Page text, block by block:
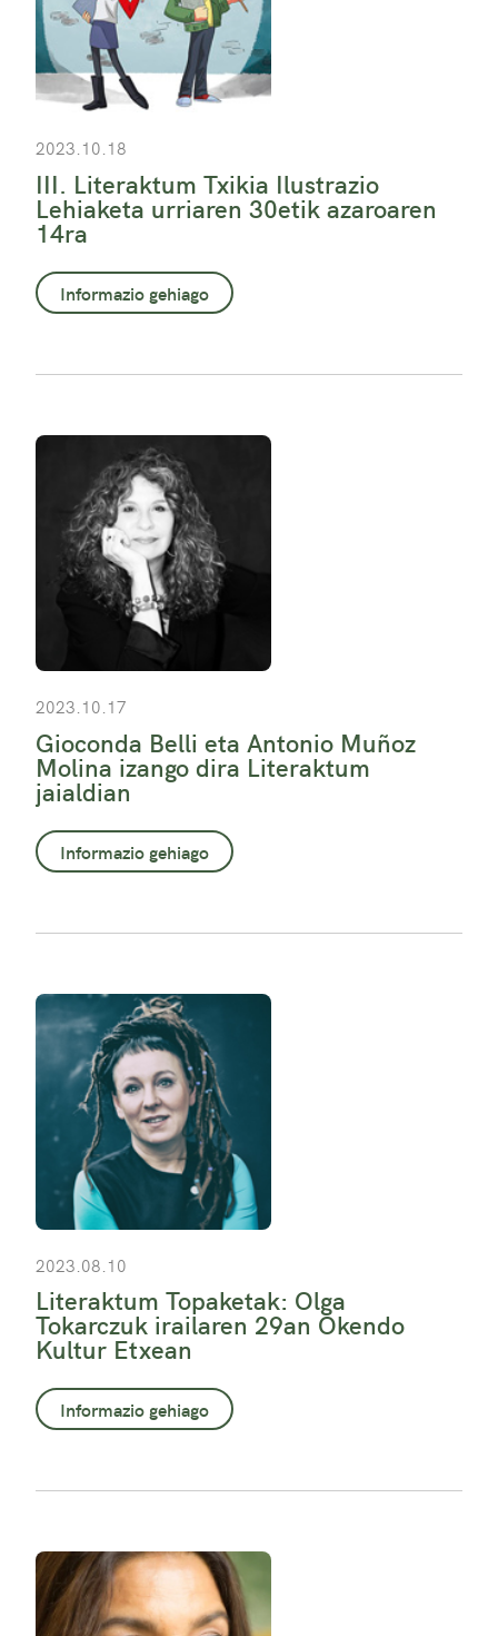
2023.10.18
III. Literaktum Txikia Ilustrazio
Lehiaketa urriaren 30etik azaroaren
14ra
Informazio gehiago
2023.10.17
Gioconda Belli eta Antonio Muñoz
Molina izango dira Literaktum
jaialdian
Informazio gehiago
2023.08.10
Literaktum Topaketak: Olga
Tokarczuk irailaren 29an Okendo
Kultur Etxean
Informazio gehiago